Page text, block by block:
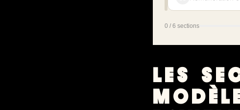
propres ? La
0 / 6 sections
LES